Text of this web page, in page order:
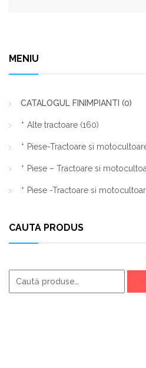
MENIU
CATALOGUL FINIMPIANTI (0)
Alte tractoare (160)
Piese-Tractoare si
Piese – Tractoare si
Piese -Tractoare si
CAUTA PRODUS
Caută
după: